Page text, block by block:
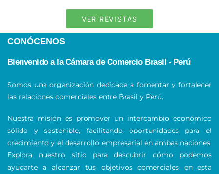
VER REVISTAS
CONÓCENOS
Bienvenido a la Cámara de Comercio Brasil - Perú
Somos una organización dedicada a fomentar y fortalecer
las relaciones comerciales entre Brasil y Perú.
Nuestra misión es promover un intercambio económico
sólido y sostenible, facilitando oportunidades para el
crecimiento y el desarrollo empresarial en ambas naciones.
Explora nuestro sitio para descubrir cómo podemos
ayudarte a alcanzar tus objetivos comerciales en esta